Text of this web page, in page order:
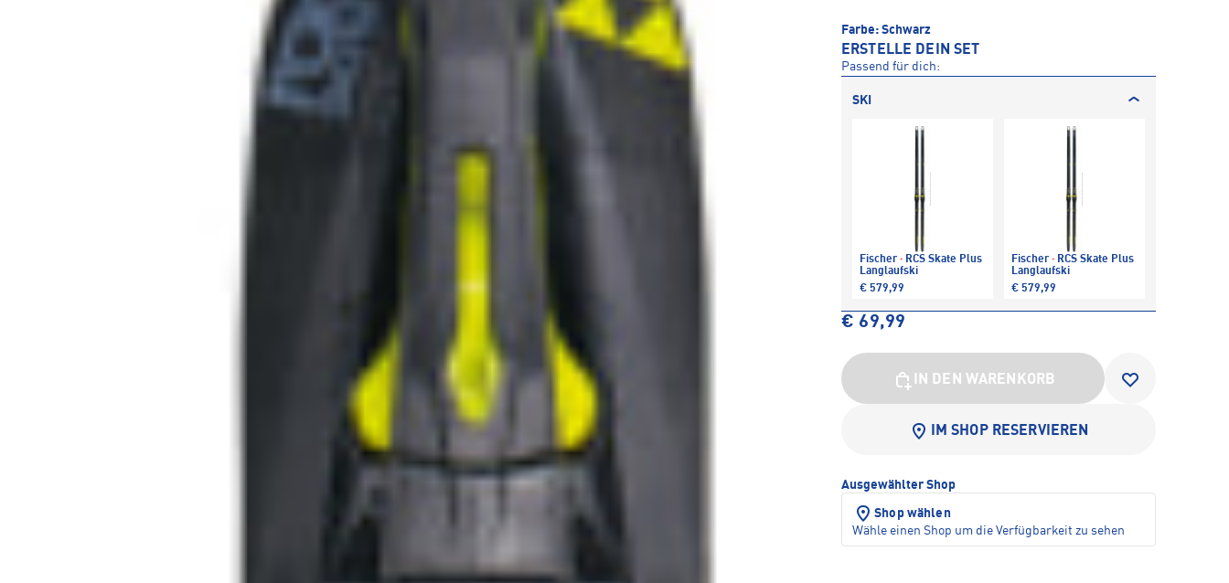
Farbe: Schwarz
ERSTELLE DEIN SET
Passend für dich:
SKI
Fischer· RCS Skate Plus
Langlaufski
€ 579,99
Fischer· RCS Skate Plus
Langlaufski
€ 579,99
€ 69,99
IN DEN WARENKORB
IM SHOP RESERVIEREN
Ausgewählter Shop
Shop wählen
Wähle einen Shop um die Verfügbarkeit zu sehen